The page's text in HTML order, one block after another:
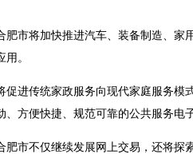
将加快推进汽车、装备制造、家
。
传统家政服务向现代家庭服务模
、方便快捷、规范可靠的公共服务电
不仅继续发展网上交易，还将探